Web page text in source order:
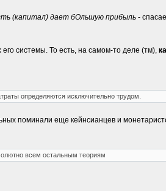
(капитал) дает бОльшую прибыль -
его системы. То есть, на самом-то деле (тм),
определяются исключительно трудом.
поминали еще кейнсианцев и
всем остальным теориям